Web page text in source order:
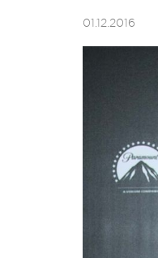
01.12.2016